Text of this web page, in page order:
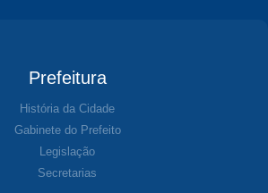
Prefeitura
História da Cidade
Gabinete do Prefeito
Legislação
Secretarias